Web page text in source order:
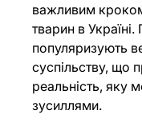
важливим
тварин в
популяризують
суспільству, що
реальність, яку
зусиллями.